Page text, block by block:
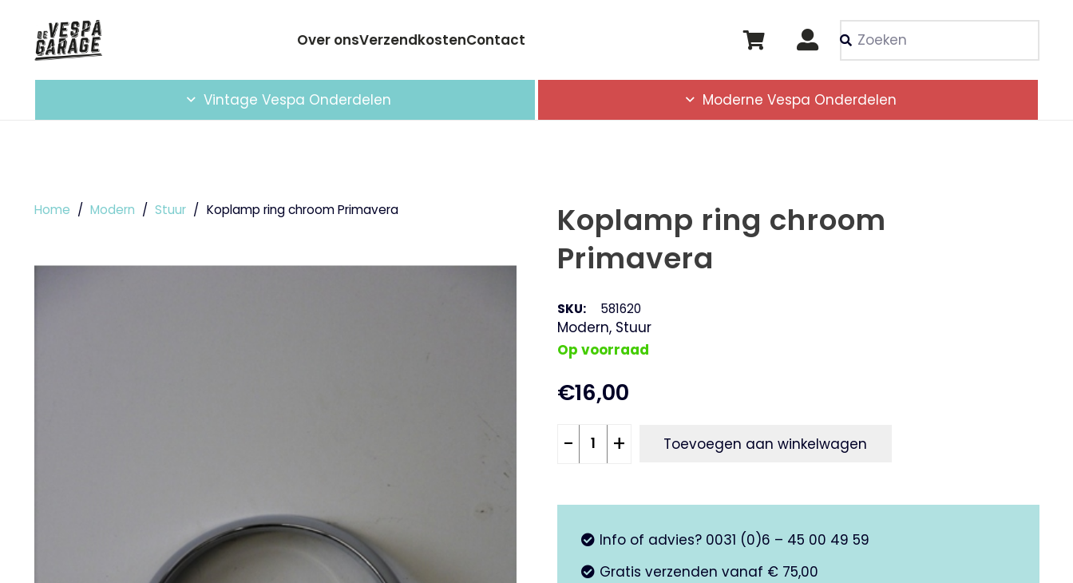
Over onsVerzendkostenContact
Als de resultaten voor
Vintage Vespa Onderdelen Moderne Vespa Onderdelen
Home / Modern / Stuur / Koplamp ring chroom Primavera
Koplamp ring chroom
Primavera
SKU: 581620
Modern, Stuur
Op voorraad
€16,00
Koplamp
Primavera
- + Toevoegen aan winkelwagen
Info of advies? 0031 (0)6 – 45 00 49 59
Gratis verzenden vanaf € 75,00